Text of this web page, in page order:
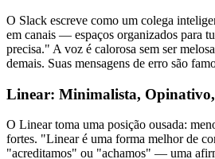
O Slack escreve como um colega
em canais — espaços organizados para
precisa." A voz é calorosa sem ser
demais. Suas mensagens de erro são
Linear: Minimalista, Opinativo,
O Linear toma uma posição ousada:
fortes. "Linear é uma forma melhor de
"acreditamos" ou "achamos" — uma